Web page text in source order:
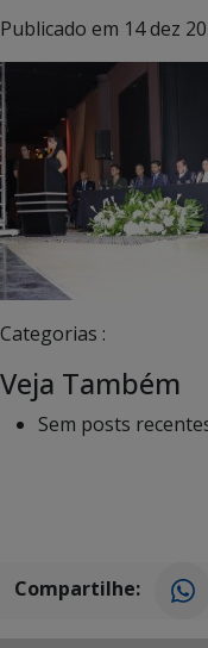
Publicado em 14 dez
Categorias :
Veja Também
Sem posts
Compartilhe: